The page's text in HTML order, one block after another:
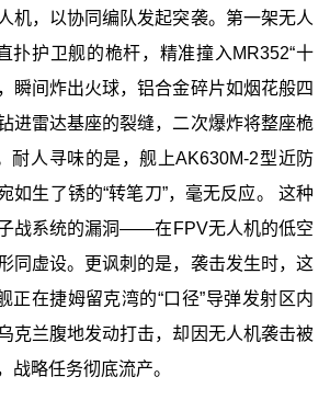
机，以协同编队发起突袭。第一架无人
扑护卫舰的桅杆，精准撞入MR352“十
瞬间炸出火球，铝合金碎片如烟花般四
进雷达基座的裂缝，二次爆炸将整座桅
耐人寻味的是，舰上AK630M-2型近防
如生了锈的“转笔刀”，毫无反应。 这种
战系统的漏洞——在FPV无人机的低空
同虚设。更讽刺的是，袭击发生时，这
正在捷姆留克湾的“口径”导弹发射区内
克兰腹地发动打击，却因无人机袭击被
战略任务彻底流产。